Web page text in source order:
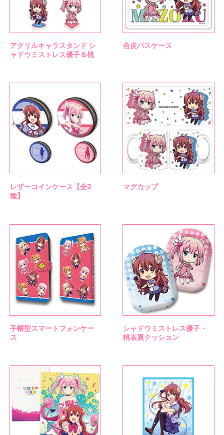
アクリルキャラスタンド シ
ャドウミストレス優子＆桃
合皮パスケース
レザーコインケース【全2
種】
マグカップ
手帳型スマートフォンケー
ス
シャドウミストレス優子・
桃表裏クッション